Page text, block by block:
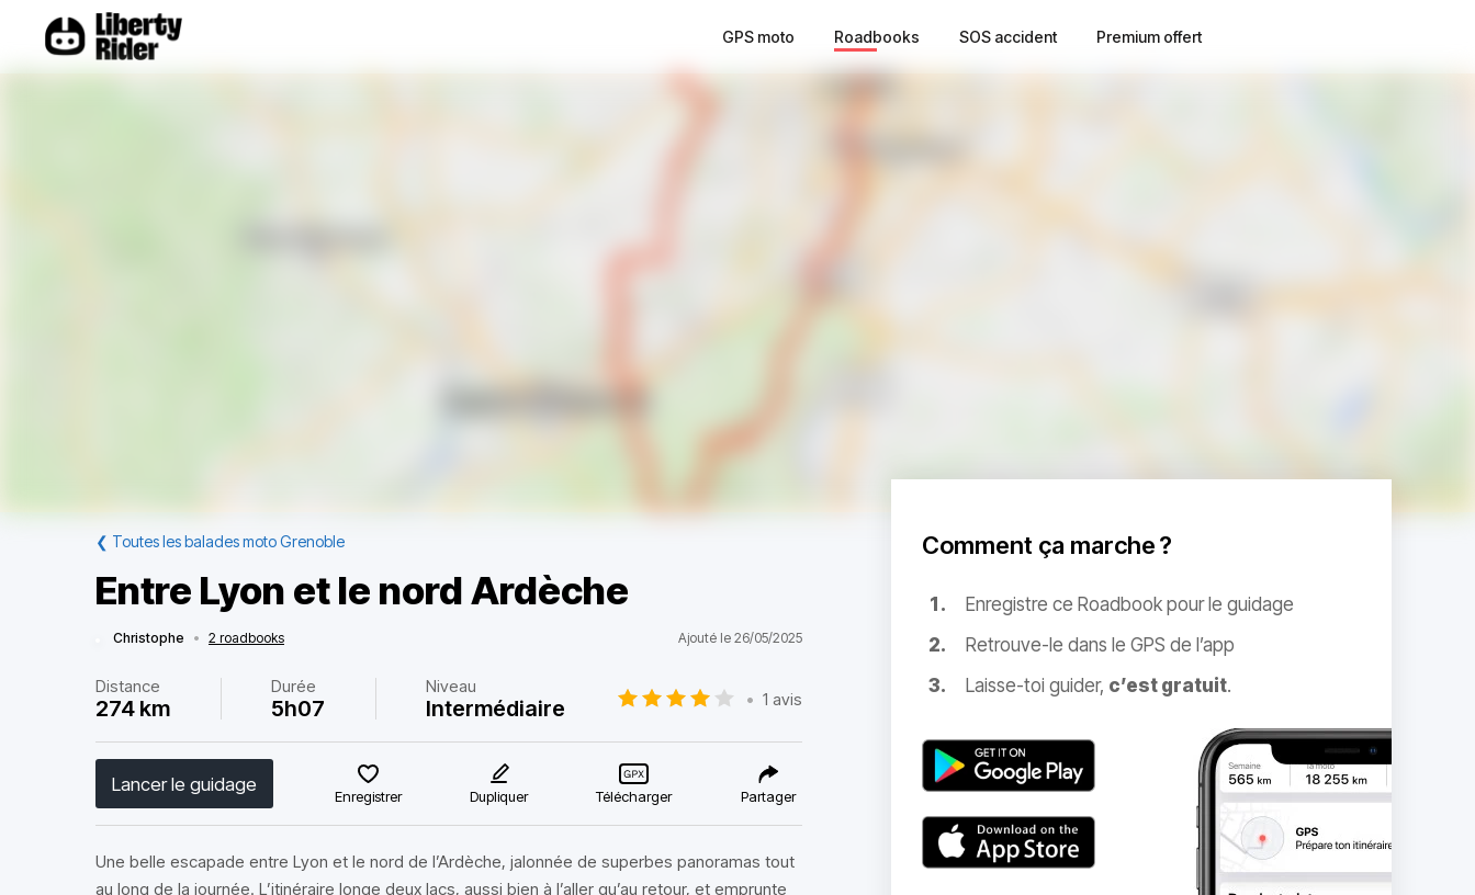
GPS moto Roadbooks SOS accident Premium offert
❮ Toutes les balades moto Grenoble
Entre Lyon et le nord Ardèche
Christophe • 2 roadbooks Ajouté le 26/05/2025
Distance
274 km
Durée
5h07
Niveau
Intermédiaire • 1 avis
Lancer le guidage
Enregistrer Dupliquer Télécharger Partager
Une belle escapade entre Lyon et le nord de l’Ardèche, jalonnée de superbes panoramas tout
au long de la journée. L’itinéraire longe deux lacs, aussi bien à l’aller qu’au retour, et emprunte
Comment ça marche ?
Enregistre ce Roadbook pour le guidage
Retrouve-le dans le GPS de l’app
Laisse-toi guider, c’est gratuit.